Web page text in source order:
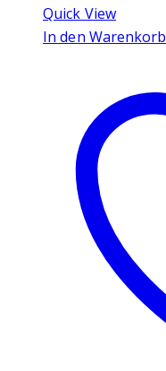
Quick View
In den Warenkorb